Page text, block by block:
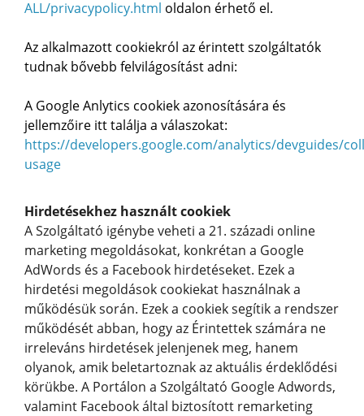
ALL/privacypolicy.html oldalon érhető el.
Az alkalmazott cookiekról az érintett szolgáltatók
tudnak bővebb felvilágosítást adni:
A Google Anlytics cookiek azonosítására és
jellemzőire itt találja a válaszokat:
https://developers.google.com/analytics/devguides/
usage
Hirdetésekhez használt cookiek
A Szolgáltató igénybe veheti a 21. századi online
marketing megoldásokat, konkrétan a Google
AdWords és a Facebook hirdetéseket. Ezek a
hirdetési megoldások cookiekat használnak a
működésük során. Ezek a cookiek segítik a rendszer
működését abban, hogy az Érintettek számára ne
irreleváns hirdetések jelenjenek meg, hanem
olyanok, amik beletartoznak az aktuális érdeklődési
körükbe. A Portálon a Szolgáltató Google Adwords,
valamint Facebook által biztosított remarketing